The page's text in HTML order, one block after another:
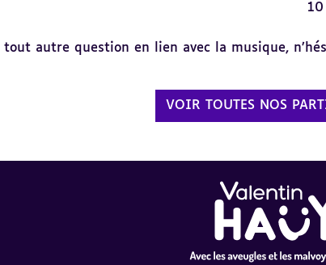
autre question en lien avec la musique,
VOIR TOUTES NOS